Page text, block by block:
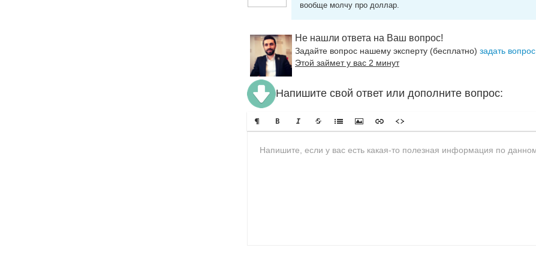
вообще молчу про доллар.
Не нашли ответа на Ваш вопрос!
Задайте вопрос нашему эксперту (бесплатно) задать вопрос
Этой займет у вас 2 минут
Напишите свой ответ или дополните вопрос: